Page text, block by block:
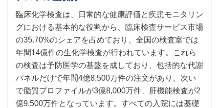
臨床化学検査は、日常的な健康評価と疾患モニタリン
グにおける基本的な役割から、臨床検査サービス市場
の35.70%のシェアを占めており、全国の検査室では
年間14億件の生化学検査が行われています。これら
の検査は予防医学の基盤を成しており、包括的な代謝
パネルだけで年間4億8,500万件の注文があり、次い
で脂質プロファイルが3億8,000万件、肝機能検査が2
億9,500万件となっています。すべての入院には基礎